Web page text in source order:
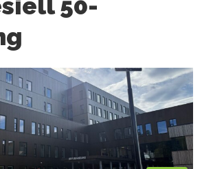
50-